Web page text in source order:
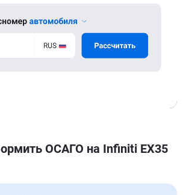
ОСАГО на Infiniti EX35